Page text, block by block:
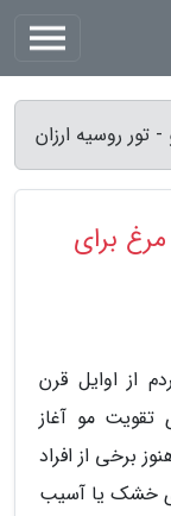
برای
از اوایل قرن
تقویت مو آغاز
برخی از افراد
خشک یا آسیب